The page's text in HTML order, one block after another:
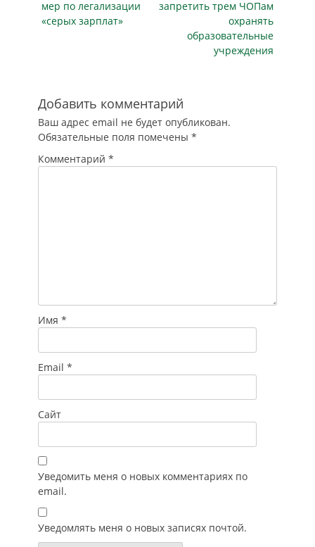
работе…
действительно
актуальна: нельзя
гражданской
авиации. Главный
вопрос здесь —
правильный выбор
технологических
решений. Не только
мер по легализации
«серых зарплат»
запретить трем ЧОПам
охранять
образовательные
учреждения
Добавить комментарий
Ваш адрес email не будет опубликован.
Обязательные поля помечены *
Комментарий *
Имя *
Email *
Сайт
Уведомить меня о новых комментариях по
email.
Уведомлять меня о новых записях почтой.